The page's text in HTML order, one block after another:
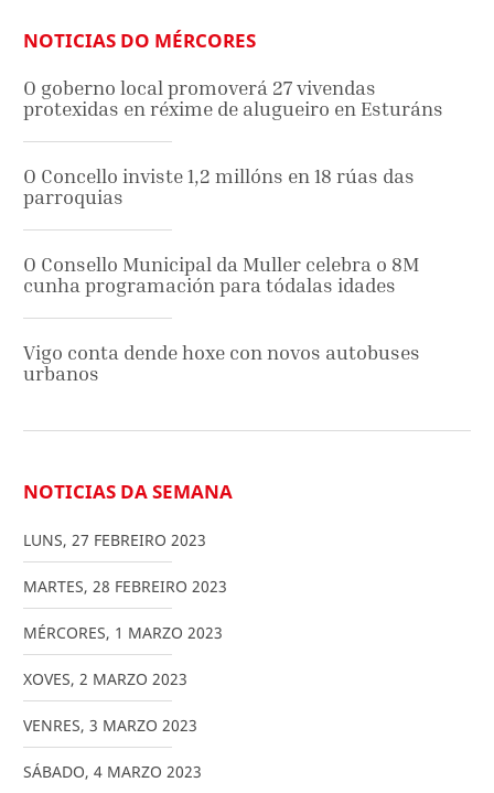
NOTICIAS DO MÉRCORES
O goberno local promoverá 27 vivendas
protexidas en réxime de alugueiro en Esturáns
O Concello inviste 1,2 millóns en 18 rúas das
parroquias
O Consello Municipal da Muller celebra o 8M
cunha programación para tódalas idades
Vigo conta dende hoxe con novos autobuses
urbanos
NOTICIAS DA SEMANA
LUNS, 27 FEBREIRO 2023
MARTES, 28 FEBREIRO 2023
MÉRCORES, 1 MARZO 2023
XOVES, 2 MARZO 2023
VENRES, 3 MARZO 2023
SÁBADO, 4 MARZO 2023